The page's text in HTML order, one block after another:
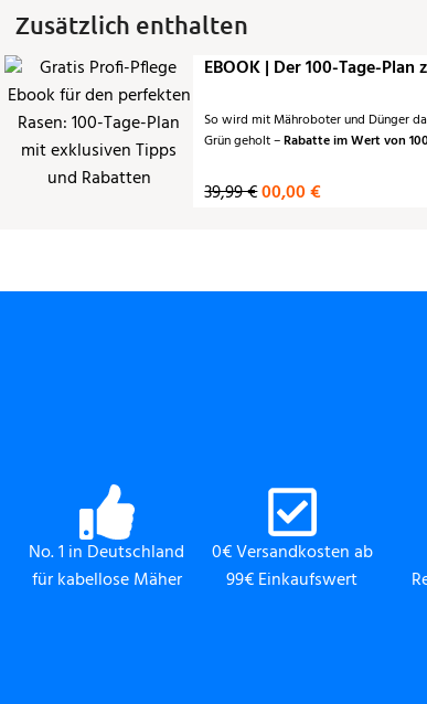
Zusätzlich enthalten
EBOOK | Der 100-Tage-Plan
So wird mit Mähroboter und Dünger
Grün geholt –Rabatte im Wert von
39,99 €00,00 €
No. 1 in Deutschland
für kabellose Mäher
0€ Versandkosten ab
99€ Einkaufswert